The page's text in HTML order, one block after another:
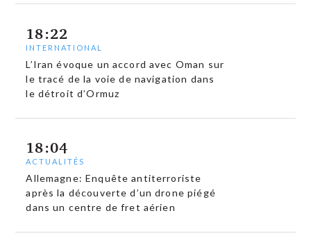
18:22
INTERNATIONAL
L’Iran évoque un accord avec Oman sur
le tracé de la voie de navigation dans
le détroit d’Ormuz
18:04
ACTUALITÉS
Allemagne: Enquête antiterroriste
après la découverte d’un drone piégé
dans un centre de fret aérien